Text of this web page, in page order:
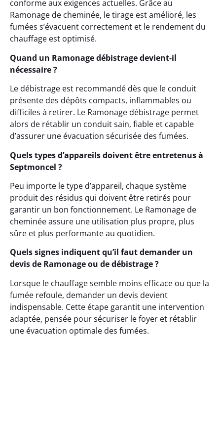
conforme aux exigences actuelles. Grâce au
Ramonage de cheminée, le tirage est amélioré, les
fumées s’évacuent correctement et le rendement du
chauffage est optimisé.
Quand un Ramonage débistrage devient-il
nécessaire ?
Le débistrage est recommandé dès que le conduit
présente des dépôts compacts, inflammables ou
difficiles à retirer. Le Ramonage débistrage permet
alors de rétablir un conduit sain, fiable et capable
d’assurer une évacuation sécurisée des fumées.
Quels types d’appareils doivent être entretenus à
Septmoncel ?
Peu importe le type d’appareil, chaque système
produit des résidus qui doivent être retirés pour
garantir un bon fonctionnement. Le Ramonage de
cheminée assure une utilisation plus propre, plus
sûre et plus performante au quotidien.
Quels signes indiquent qu’il faut demander un
devis de Ramonage ou de débistrage ?
Lorsque le chauffage semble moins efficace ou que la
fumée refoule, demander un devis devient
indispensable. Cette étape garantit une intervention
adaptée, pensée pour sécuriser le foyer et rétablir
une évacuation optimale des fumées.